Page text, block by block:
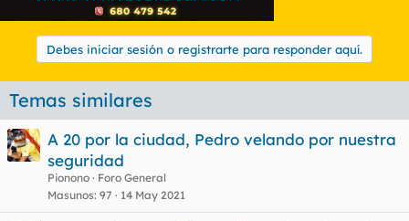
Podrás imaginar las respuestas a este mensaje, insultos y
alusiones a mi madre.Haz clic para expandir...
Tú lo pides:HIJO DE PUTA
Debes iniciar sesión o registrarte para responder aquí.
Temas similares
A 20 por la ciudad, Pedro velando por nuestra
seguridad
Pionono
Foro General
Masunos 97 14 May 2021